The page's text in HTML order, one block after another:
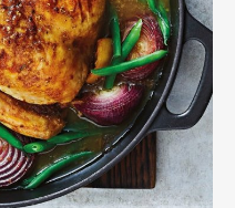
Marianne Bydlení